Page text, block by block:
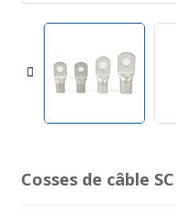
Cosses de câble SC